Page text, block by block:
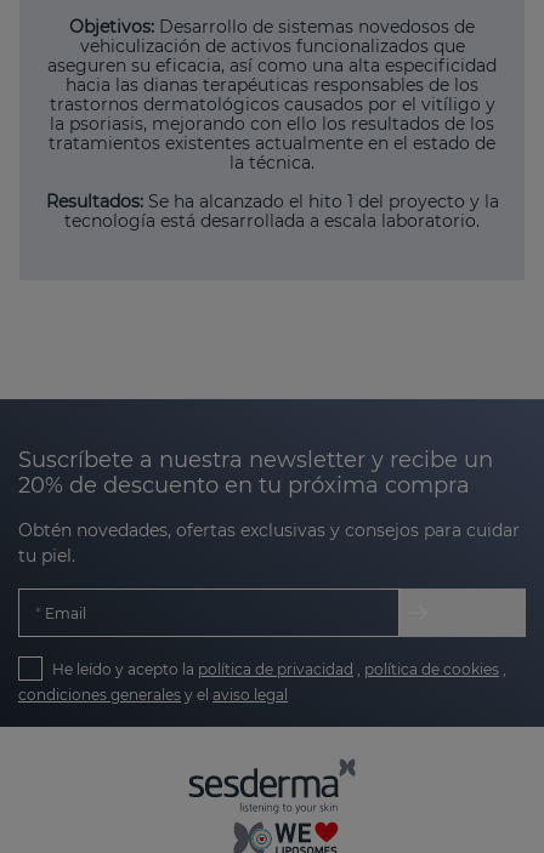
Objetivos: Desarrollo de sistemas novedosos de
vehiculización de activos funcionalizados que
aseguren su eficacia, así como una alta especificidad
hacia las dianas terapéuticas responsables de los
trastornos dermatológicos causados por el vitíligo y
la psoriasis, mejorando con ello los resultados de los
tratamientos existentes actualmente en el estado de
la técnica.
Resultados:Se ha alcanzado el hito 1 del proyecto y la
tecnología está desarrollada a escala laboratorio.
Suscríbete a nuestra newsletter y recibe un
20% de descuento en tu próxima compra
Obtén novedades, ofertas exclusivas y consejos para cuidar
tu piel.
Email
He leído y acepto la política de privacidad política de cookies
condiciones generales y el aviso legal